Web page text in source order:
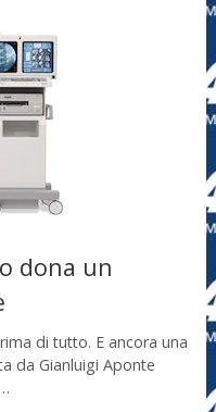
dona un
di tutto. E ancora una
da Gianluigi Aponte